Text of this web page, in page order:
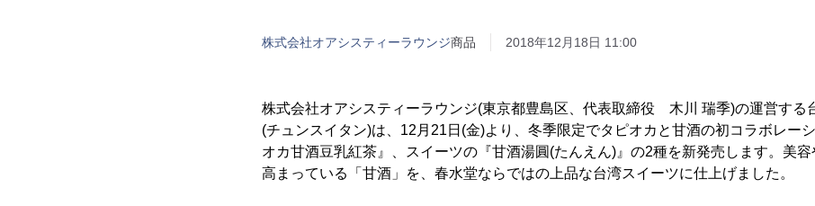
株式会社オアシスティーラウンジ商品 2018年12月18日 11:00
株式会社オアシスティーラウンジ(東京都豊島区、代表取締役 木川 瑞季)の運営する
(チュンスイタン)は、12月21日(金)より、冬季限定でタピオカと甘酒の初コラボレー
オカ甘酒豆乳紅茶』、スイーツの『甘酒湯圓(たんえん)』の2種を新発売します。美
高まっている「甘酒」を、春水堂ならではの上品な台湾スイーツに仕上げました。